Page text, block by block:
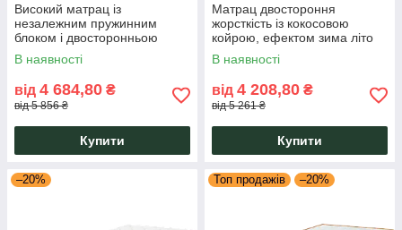
Високий матрац із
незалежним пружинним
блоком і двосторонньою
жорсткістю Eurosleep Pulson
Grand Cocos
В наявності
від 4 684,80 ₴
від 5 856 ₴
Купити
Матрац двостороння
жорсткість із кокосовою
койрою, ефектом зима літо
на Pocket Spring Eurosleep
Pulson 2 in 1
В наявності
від 4 208,80 ₴
від 5 261 ₴
Купити
–20% Топ продажів –20%